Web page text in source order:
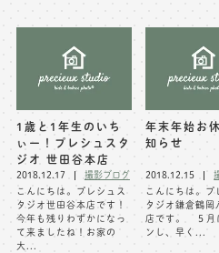
マイページへ
無料会員登
1歳と1年生のいち
ぃー！プレシュスタ
ジオ 世田谷本店
2018.12.17
撮影ブログ
こんにちは。プレシュス
タジオ世田谷本店です！
今年も残りわずかになっ
て来ましたね！お家の
大...
年末年始お
知らせ
2018.12.15
こんにちは。プ
タジオ鎌倉鶴岡
店です。 ５月
ンし、早く...